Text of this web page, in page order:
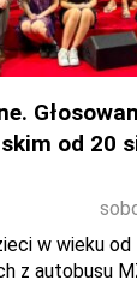
od 20
w wieku
z autobusu